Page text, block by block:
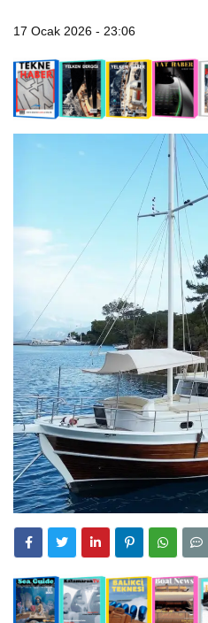
17 Ocak 2026 - 23:06